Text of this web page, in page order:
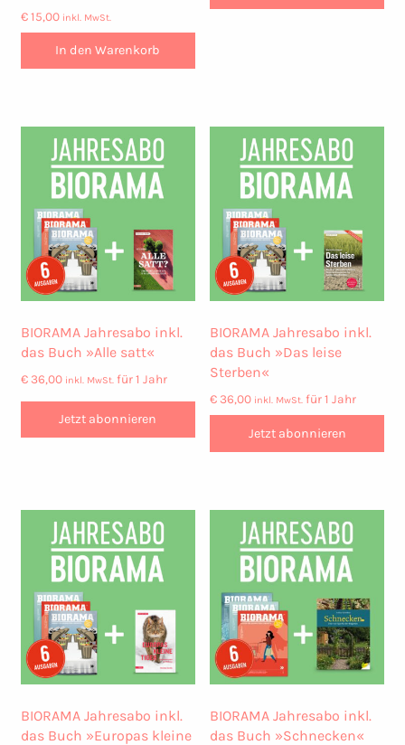
€15,00 inkl. MwSt.
In den Warenkorb
BIORAMA Jahresabo inkl.
das Buch »Alle satt«
€36,00 inkl. MwSt. für 1 Jahr
Jetzt abonnieren
BIORAMA Jahresabo inkl.
das Buch »Das leise
Sterben«
€ 36,00 inkl. MwSt. für 1 Jahr
Jetzt abonnieren
BIORAMA Jahresabo inkl.
das Buch »Europas kleine
BIORAMA Jahresabo inkl.
das Buch »Schnecken«